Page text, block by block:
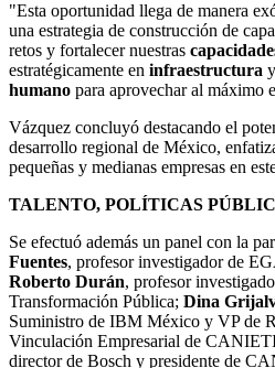
"Esta oportunidad llega de manera
una estrategia de construcción de
retos y fortalecer nuestras
estratégicamente en infraestructura
humano para aprovechar al máximo
Vázquez concluyó destacando el
desarrollo regional de México,
pequeñas y medianas empresas en
TALENTO, POLÍTICAS
Se efectuó además un panel con la
Fuentes, profesor investigador de
Roberto Durán, profesor
Transformación Pública; Dina
Suministro de IBM México y VP de
Vinculación Empresarial de
director de Bosch y presidente de